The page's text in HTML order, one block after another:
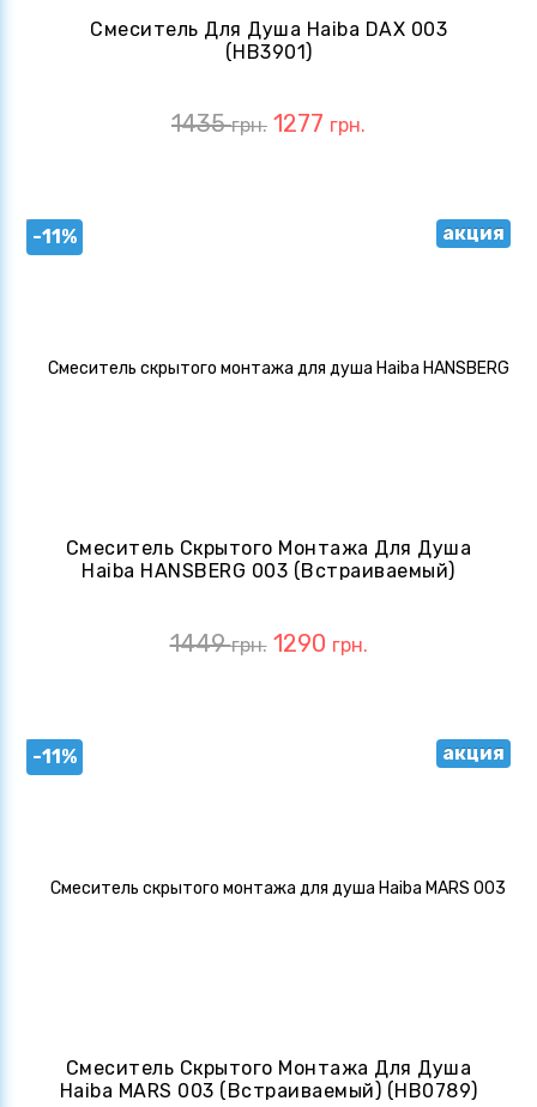
Смеситель Для Душа Haiba DAX 003
(HB3901)
1435грн. 1277 грн.
-11% акция
Смеситель Скрытого Монтажа Для Душа
Haiba HANSBERG 003 (Встраиваемый)
1449грн. 1290 грн.
-11% акция
Смеситель Скрытого Монтажа Для Душа
Haiba MARS 003 (Встраиваемый) (HB0789)